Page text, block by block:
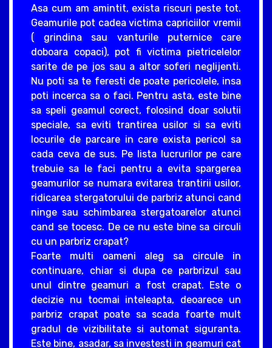
Asa cum am amintit, exista riscuri peste tot.
Geamurile pot cadea victima capriciilor vremii
( grindina sau vanturile puternice care
doboara copaci), pot fi victima pietricelelor
sarite de pe jos sau a altor soferi neglijenti.
Nu poti sa te feresti de poate pericolele, insa
poti incerca sa o faci. Pentru asta, este bine
sa speli geamul corect, folosind doar solutii
speciale, sa eviti trantirea usilor si sa eviti
locurile de parcare in care exista pericol sa
cada ceva de sus. Pe lista lucrurilor pe care
trebuie sa le faci pentru a evita spargerea
geamurilor se numara evitarea trantirii usilor,
ridicarea stergatorului de parbriz atunci cand
ninge sau schimbarea stergatoarelor atunci
cand se tocesc. De ce nu este bine sa circuli
cu un parbriz crapat?
Foarte multi oameni aleg sa circule in
continuare, chiar si dupa ce parbrizul sau
unul dintre geamuri a fost crapat. Este o
decizie nu tocmai inteleapta, deoarece un
parbriz crapat poate sa scada foarte mult
gradul de vizibilitate si automat siguranta.
Este bine, asadar, sa investesti in geamuri cat